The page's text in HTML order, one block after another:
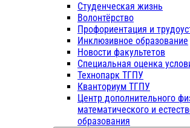
Студенческая жизнь
Волонтёрство
Профориентация и
Инклюзивное образование
Новости факультетов
Специальная оценка
Технопарк ТГПУ
Кванториум ТГПУ
Центр дополнительного
математического и
образования